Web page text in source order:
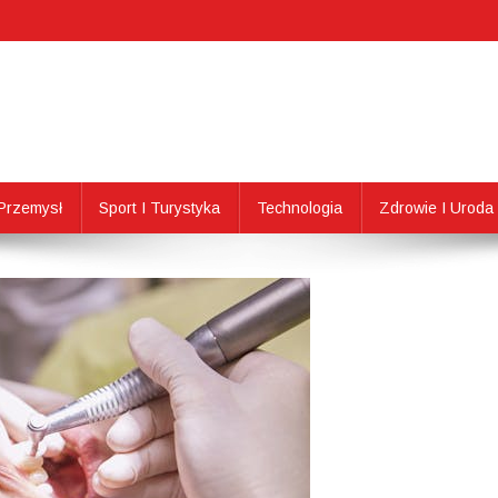
Sport I Turystyka Technologia Zdrowie I Uroda